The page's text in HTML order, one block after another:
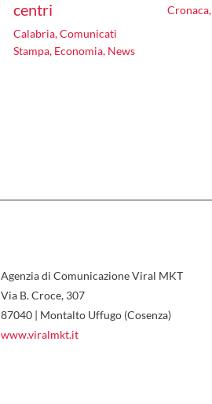
centri
Calabria,Comunicati
Stampa, Economia, News
Cronaca,
Agenzia di Comunicazione Viral MKT
Via B. Croce, 307
87040 | Montalto Uffugo (Cosenza)
www.viralmkt.it